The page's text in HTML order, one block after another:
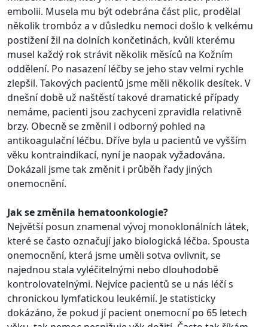
embolii. Musela mu být odebrána část plic, prodělal
několik trombóz a v důsledku nemoci došlo k velkému
postižení žil na dolních končetinách, kvůli kterému
musel každý rok strávit několik měsíců na Kožním
oddělení. Po nasazení léčby se jeho stav velmi rychle
zlepšil. Takových pacientů jsme měli několik desítek. V
dnešní době už naštěstí takové dramatické případy
nemáme, pacienti jsou zachyceni zpravidla relativně
brzy. Obecně se změnil i odborný pohled na
antikoagulační léčbu. Dříve byla u pacientů ve vyšším
věku kontraindikací, nyní je naopak vyžadována.
Dokázali jsme tak změnit i průběh řady jiných
onemocnění.
Jak se změnila hematoonkologie?
Největší posun znamenal vývoj monoklonálních látek,
které se často označují jako biologická léčba. Spousta
onemocnění, která jsme uměli sotva ovlivnit, se
najednou stala vyléčitelnými nebo dlouhodobě
kontrolovatelnými. Nejvíce pacientů se u nás léčí s
chronickou lymfatickou leukémií. Je statisticky
dokázáno, že pokud jí pacient onemocní po 65 letech